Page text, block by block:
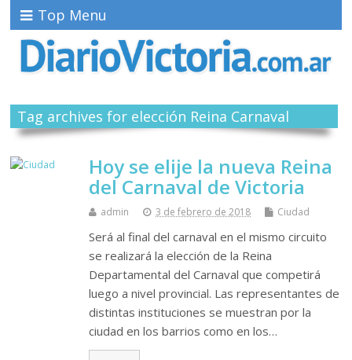
Top Menu
Tag archives for elección Reina Carnaval
Hoy se elije la nueva Reina
del Carnaval de Victoria
admin 3 de febrero de 2018 Ciudad
Será al final del carnaval en el mismo circuito
se realizará la elección de la Reina
Departamental del Carnaval que competirá
luego a nivel provincial. Las representantes de
distintas instituciones se muestran por la
ciudad en los barrios como en los…